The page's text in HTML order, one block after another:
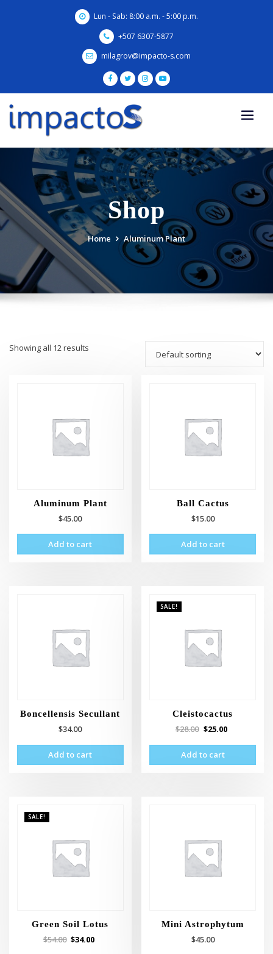
Lun - Sab: 8:00 a.m. - 5:00 p.m.
+507 6307-5877
milagrov@impacto-s.com
Shop
Home Aluminum Plant
Showing all 12 results
Aluminum Plant
$45.00
Add to cart
Ball Cactus
$15.00
Add to cart
Boncellensis Secullant
$34.00
Add to cart
SALE!
Cleistocactus
$28.00 $25.00
Add to cart
SALE!
Green Soil Lotus
$54.00 $34.00
Mini Astrophytum
$45.00